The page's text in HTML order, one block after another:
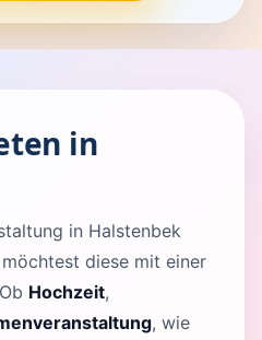
in
in Halstenbek
diese mit einer
Hochzeit,
, wie